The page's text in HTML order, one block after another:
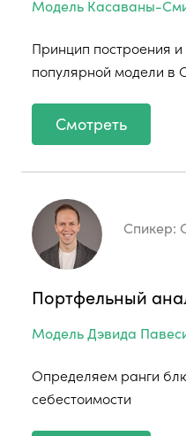
Модель Касаваны-
Принцип построения
популярной модели в
Смотреть
Спикер:
Портфельный
Модель Дэвида
Определяем ранги
себестоимости